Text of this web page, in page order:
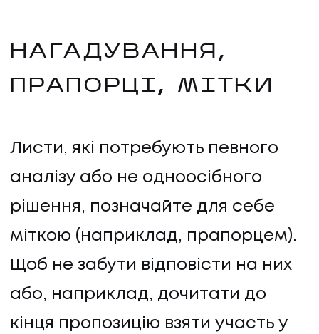
НАГАДУВАННЯ,
ПРАПОРЦІ, МІТКИ
Листи, які потребують певного
аналізу або не одноосібного
рішення, позначайте для себе
міткою (наприклад, прапорцем).
Щоб не забути відповісти на них
або, наприклад, дочитати до
кінця пропозицію взяти участь у